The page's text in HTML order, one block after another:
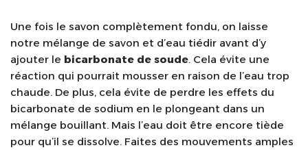
Une fois le savon complètement fondu, on laisse
notre mélange de savon et d’eau tiédir avant d’y
ajouter le bicarbonate de soude. Cela évite une
réaction qui pourrait mousser en raison de l’eau trop
chaude. De plus, cela évite de perdre les effets du
bicarbonate de sodium en le plongeant dans un
mélange bouillant. Mais l’eau doit être encore tiède
pour qu’il se dissolve. Faites des mouvements amples